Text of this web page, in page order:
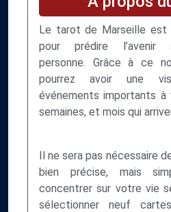
Le tarot de Marseille est
pour prédire l’avenir
personne. Grâce à ce
pourrez avoir une
événements importants à
semaines, et mois qui
Il ne sera pas nécessaire
bien précise, mais
concentrer sur votre vie
sélectionner neuf